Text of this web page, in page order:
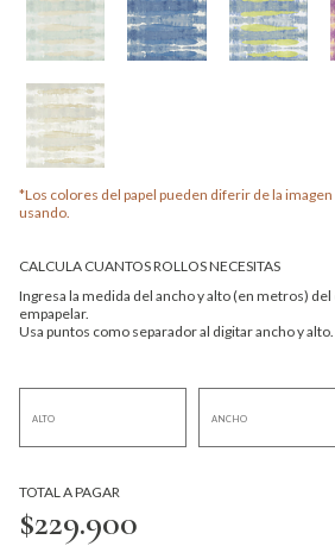
*Los colores del papel pueden diferir de la
usando.
CALCULA CUANTOS ROLLOS NECESITAS
Ingresa la medida del ancho y alto (en metros)
empapelar.
Usa puntos como separador al digitar ancho y alto.
TOTAL A PAGAR
$229.900